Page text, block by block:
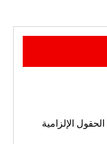
الحقول الإلزامية